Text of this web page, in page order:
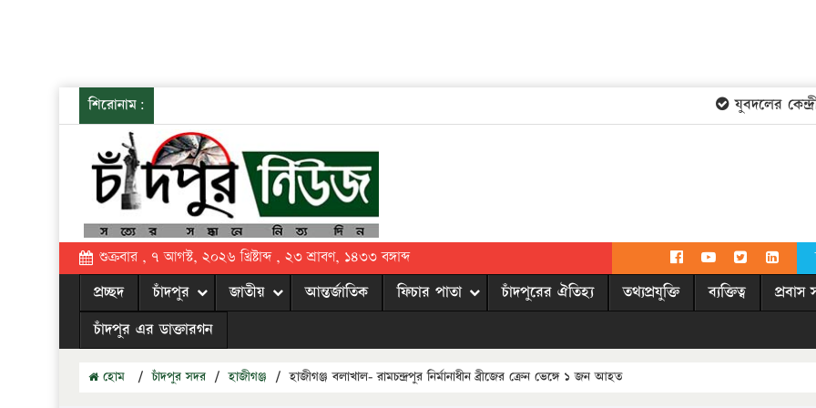
শিরোনাম: যুবদলের
শুক্রবার , ৭ আগস্ট, ২০২৬ খ্রিষ্টাব্দ , ২৩ শ্রাবণ, ১৪৩৩ বঙ্গাব্দ
প্রচ্ছদ চাঁদপুর জাতীয় আন্তর্জাতিক ফিচার পাতা চাঁদপুরের ঐতিহ্য তথ্যপ্রযুক্তি ব্যক্তিত্ব প্রবাস
চাঁদপুর এর ডাক্তারগন
হোম / চাঁদপুর সদর / হাজীগঞ্জ / হাজীগঞ্জ বলাখাল- রামচন্দ্রপুর নির্মানাধীন ব্রীজের ক্রেন ভেঙ্গে ১ জন আহত